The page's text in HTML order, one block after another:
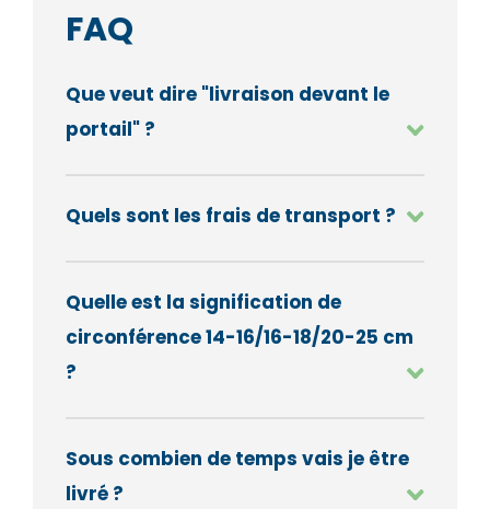
FAQ
Que veut dire "livraison devant le
portail" ?
Quels sont les frais de transport ?
Quelle est la signification de
circonférence 14-16/16-18/20-25 cm
?
Sous combien de temps vais je être
livré ?